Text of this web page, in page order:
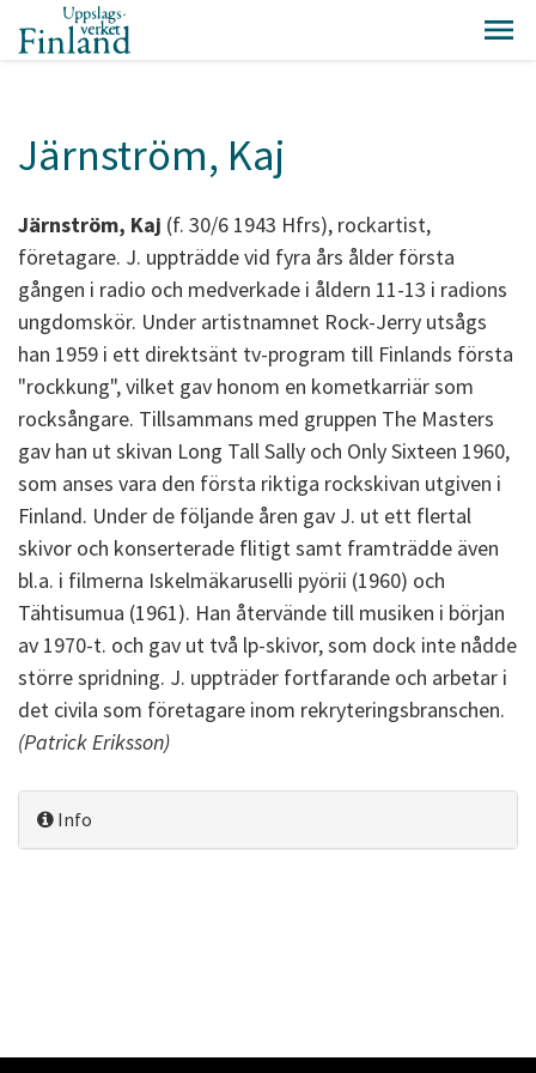
Järnström, Kaj
Järnström, Kaj (f. 30/6 1943 Hfrs), rockartist,
företagare. J. uppträdde vid fyra års ålder första
gången i radio och medverkade i åldern 11-13 i radions
ungdomskör. Under artistnamnet Rock-Jerry utsågs
han 1959 i ett direktsänt tv-program till Finlands första
"rockkung", vilket gav honom en kometkarriär som
rocksångare. Tillsammans med gruppen The Masters
gav han ut skivan Long Tall Sally och Only Sixteen 1960,
som anses vara den första riktiga rockskivan utgiven i
Finland. Under de följande åren gav J. ut ett flertal
skivor och konserterade flitigt samt framträdde även
bl.a. i filmerna Iskelmäkaruselli pyörii (1960) och
Tähtisumua (1961). Han återvände till musiken i början
av 1970-t. och gav ut två lp-skivor, som dock inte nådde
större spridning. J. uppträder fortfarande och arbetar i
det civila som företagare inom rekryteringsbranschen.
(Patrick Eriksson)
Info